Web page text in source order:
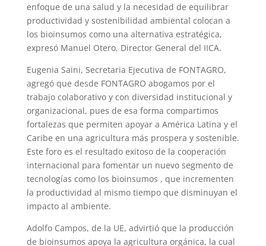
enfoque de una salud y la necesidad de equilibrar
productividad y sostenibilidad ambiental colocan a
los bioinsumos como una alternativa estratégica,
expresó Manuel Otero, Director General del IICA.
Eugenia Saini, Secretaria Ejecutiva de FONTAGRO,
agregó que desde FONTAGRO abogamos por el
trabajo colaborativo y con diversidad institucional y
organizacional, pues de esa forma compartimos
fortalezas que permiten apoyar a América Latina y el
Caribe en una agricultura más prospera y sostenible.
Este foro es el resultado exitoso de la cooperación
internacional para fomentar un nuevo segmento de
tecnologías como los bioinsumos , que incrementen
la productividad al mismo tiempo que disminuyan el
impacto al ambiente.
Adolfo Campos, de la UE, advirtió que la producción
de bioinsumos apoya la agricultura orgánica, la cual